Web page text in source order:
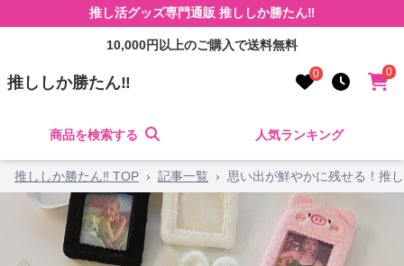
推し活グッズ専門通販 推ししか勝たん‼
10,000円以上のご購入で送料無料
推ししか勝たん‼ 0 0
商品を検索する 人気ランキング
推ししか勝たん‼ TOP › 記事一覧 › 思い出が鮮やかに残せる！推